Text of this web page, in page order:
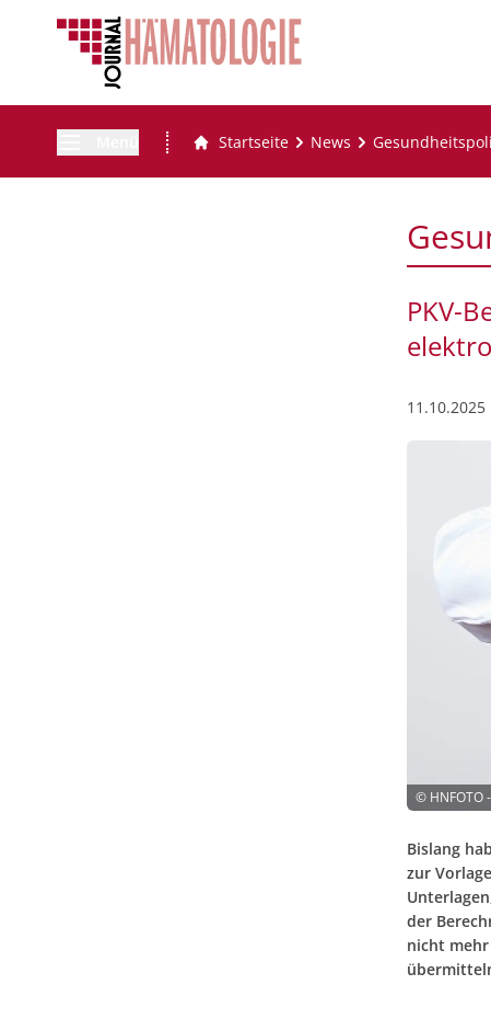
Startseite News
PKV-
11.10.2025
© HNFOTO
Bislang
zur
der
nicht